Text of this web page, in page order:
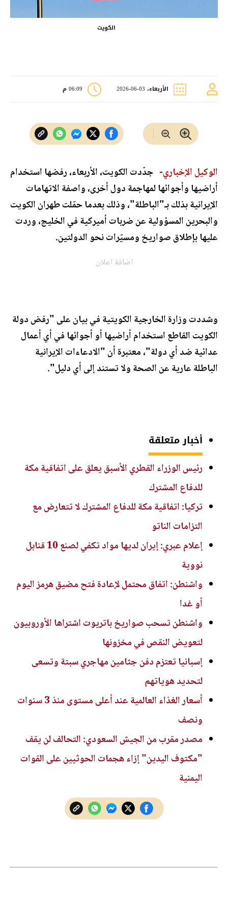
الكويت
الأربعاء، 03-06-2026 06:09 م
الوكيل الإخباري- جدّدت الكويت، الأربعاء، رفضها استخدام
أراضيها وأجوائها لمهاجمة دول أخرى، واصفة الاتهامات
الإيرانية بذلك بـ"الباطلة"، وذلك بعدما حمّلت طهران الكويت
والبحرين المسؤولية عن ضربات أميركية في الخليج، وردت
عليها بإطلاق صواريخ ومسيّرات نحو الدولتين.
اضافة اعلان
وشددت وزارة الخارجية الكويتية في بيان على "رفض دولة
الكويت القاطع استخدام أراضيها أو أجوائها في أي أعمال
عدائية ضد أي دولة"، معتبرة أن "الادعاءات الإيرانية
الباطلة عارية عن الصحة ولا تستند إلى أي دليل".
أخبار متعلقة
رئيس الوزراء القطري الأسبق يعلق على اتفاقية مكة
للدفاع المشترك
تركيا: اتفاقية مكة للدفاع المشترك لا تتعارض مع
التزامات الناتو
إعلام عبري: إيران لديها مواد تكفي لصنع 10 قنابل
نووية
واشنطن: اتفاق محتمل لإعادة فتح مضيق هرمز اليوم
أو غدا
واشنطن تسحب صواريخ باتريوت اشتراها الأوروبيون
لتعويض النقص في مخزونها
إسبانيا تعتزم دفن جثامين مهاجري سبتة وتسعى
لتحديد هوياتهم
أسعار الغذاء العالمية عند أعلى مستوى منذ 3 سنوات
ونصف
مصدر مقرب من الجيش السعودي: التحالف لن يقف
"مكتوف اليدين" إزاء هجمات الحوثيين على القوات
اليمنية